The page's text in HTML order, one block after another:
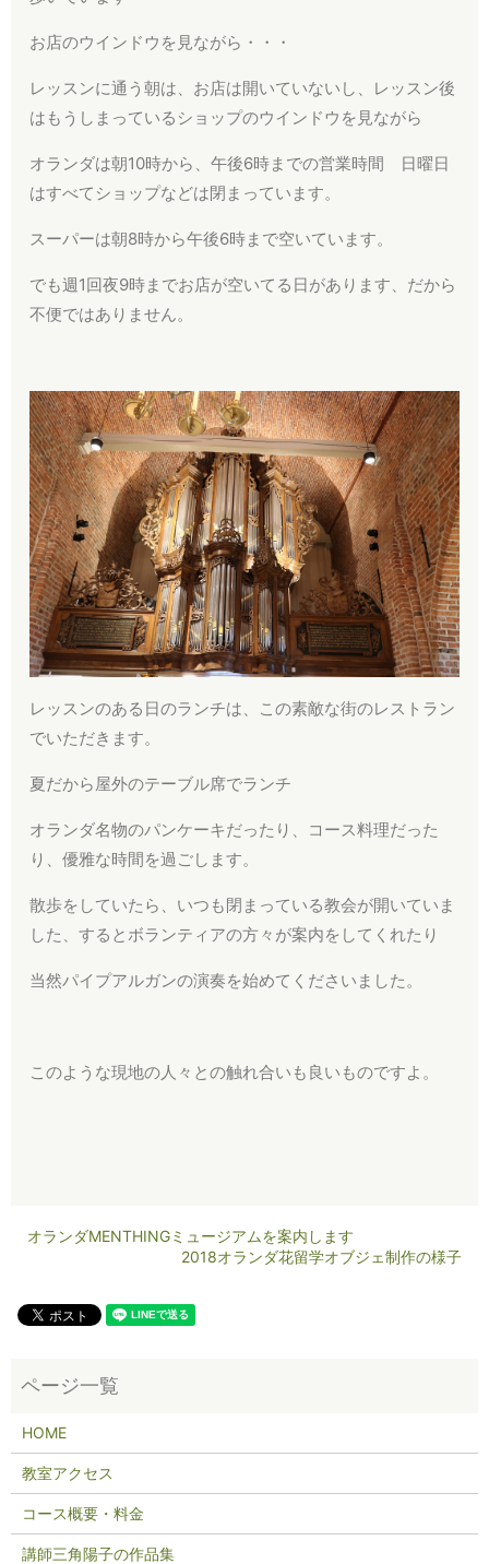
お店のウインドウを見ながら・・・
レッスンに通う朝は、お店は開いていないし、レッスン後
はもうしまっているショップのウインドウを見ながら
オランダは朝10時から、午後6時までの営業時間 日曜日
はすべてショップなどは閉まっています。
スーパーは朝8時から午後6時まで空いています。
でも週1回夜9時までお店が空いてる日があります、だから
不便ではありません。
レッスンのある日のランチは、この素敵な街のレストラン
でいただきます。
夏だから屋外のテーブル席でランチ
オランダ名物のパンケーキだったり、コース料理だった
り、優雅な時間を過ごします。
散歩をしていたら、いつも閉まっている教会が開いていま
した、するとボランティアの方々が案内をしてくれたり
当然パイプアルガンの演奏を始めてくださいました。
このような現地の人々との触れ合いも良いものですよ。
オランダMENTHINGミュージアムを案内します
2018オランダ花留学オブジェ制作の様子
HOME
教室アクセス
コース概要・料金
講師三角陽子の作品集